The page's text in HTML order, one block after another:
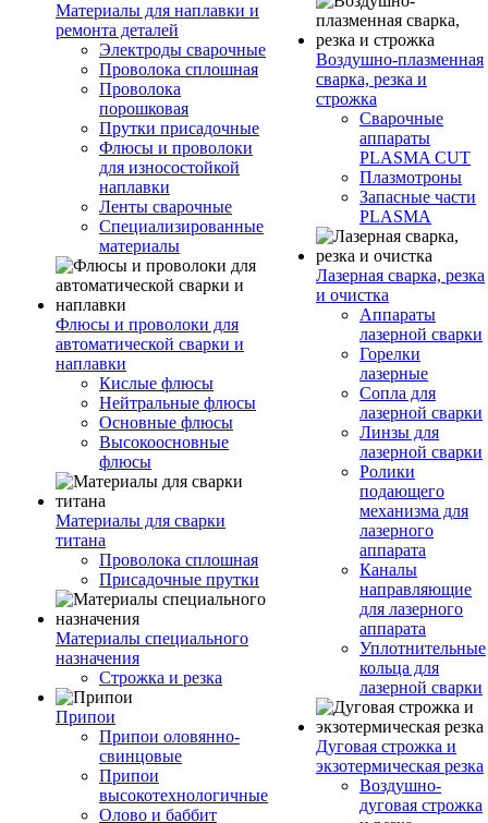
Материалы для наплавки и
ремонта деталей
Электроды сварочные
Проволока сплошная
Проволока
порошковая
Прутки присадочные
Флюсы и проволоки
для износостойкой
наплавки
Ленты сварочные
Специализированные
материалы
Флюсы и проволоки для
автоматической сварки и
наплавки
Кислые флюсы
Нейтральные флюсы
Основные флюсы
Высокоосновные
флюсы
Материалы для сварки
титана
Проволока сплошная
Присадочные прутки
Материалы специального
назначения
Строжка и резка
Припои
Припои оловянно-
свинцовые
Припои
высокотехнологичные
Олово и баббит
Воздушно-плазменная
сварка, резка и
строжка
Сварочные
аппараты
PLASMA CUT
Плазмотроны
Запасные части
PLASMA
Лазерная сварка, резка
и очистка
Аппараты
лазерной сварки
Горелки
лазерные
Сопла для
лазерной сварки
Линзы для
лазерной сварки
Ролики
подающего
механизма для
лазерного
аппарата
Каналы
направляющие
для лазерного
аппарата
Уплотнительные
кольца для
лазерной сварки
Дуговая строжка и
экзотермическая резка
Воздушно-
дуговая строжка